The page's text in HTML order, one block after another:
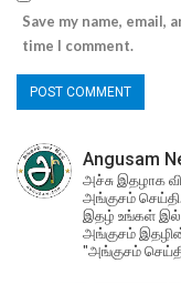
Save my name,
time I comment.
Angusam
அச்சு இதழாக
அங்குசம் செய்தி.
இதழ் உங்கள்
அங்குசம் இதழின்
"அங்குசம்